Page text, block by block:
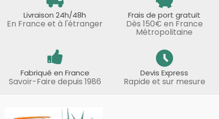
Livraison 24h/48h
En France et à l'étranger
Frais de port gratuit
Dès 150€ en France
Métropolitaine
Fabriqué en France
Savoir-Faire depuis 1986
Devis Express
Rapide et sur mesure